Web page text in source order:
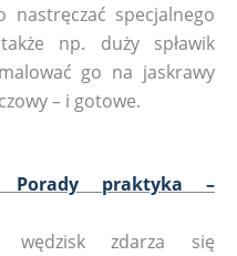
specjalnego
np. duży spławik
go na jaskrawy
– i gotowe.
Porady praktyka –
wędzisk zdarza się